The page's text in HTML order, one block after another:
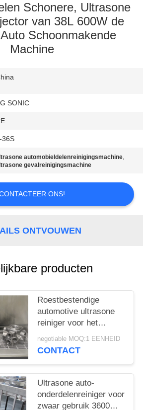
Schonere, Ultrasone
van 38L 600W de
Schoonmakende
Machine
SONIC
36S
automobieldelenreinigingsmachine,
gevalreinigingsmachine
ONS!
ONTVOUWEN
producten
Roestbestendige
automotive ultrasone
reiniger voor het
verwijderen van sterk
gebonden
negotiable MOQ:1 EENHEID
CONTACT
Ultrasone auto-
onderdelenreiniger voor
zwaar gebruik 3600W